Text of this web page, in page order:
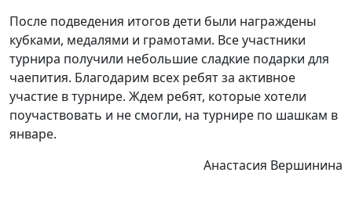
После подведения итогов дети были награждены
кубками, медалями и грамотами. Все участники
турнира получили небольшие сладкие подарки для
чаепития. Благодарим всех ребят за активное
участие в турнире. Ждем ребят, которые хотели
поучаствовать и не смогли, на турнире по шашкам в
январе.
Анастасия Вершинина